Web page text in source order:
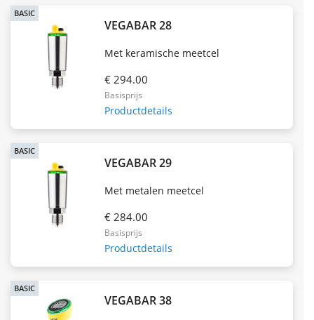
BASIC
VEGABAR 28
Met keramische meetcel
€ 294.00
Basisprijs
Productdetails
BASIC
VEGABAR 29
Met metalen meetcel
€ 284.00
Basisprijs
Productdetails
BASIC
VEGABAR 38